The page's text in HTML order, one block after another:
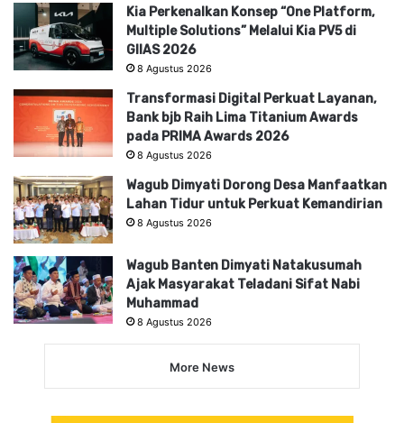
Kia Perkenalkan Konsep “One Platform,
Multiple Solutions” Melalui Kia PV5 di
GIIAS 2026
8 Agustus 2026
Transformasi Digital Perkuat Layanan,
Bank bjb Raih Lima Titanium Awards
pada PRIMA Awards 2026
8 Agustus 2026
Wagub Dimyati Dorong Desa Manfaatkan
Lahan Tidur untuk Perkuat Kemandirian
8 Agustus 2026
Wagub Banten Dimyati Natakusumah
Ajak Masyarakat Teladani Sifat Nabi
Muhammad
8 Agustus 2026
More News